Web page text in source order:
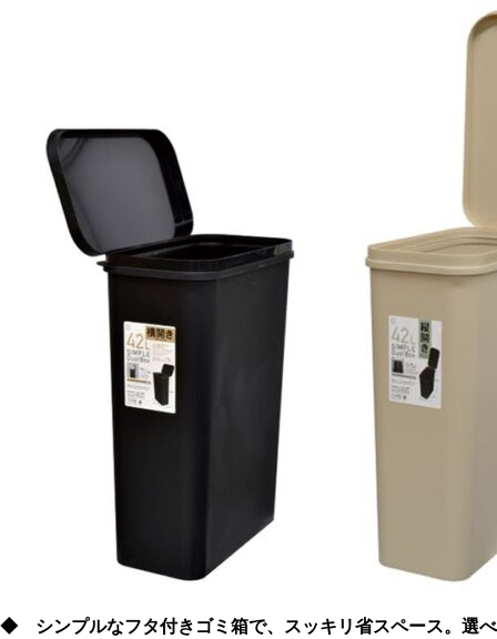
◆ シンプルなフタ付きゴミ箱で、スッキリ省スペース。選べ